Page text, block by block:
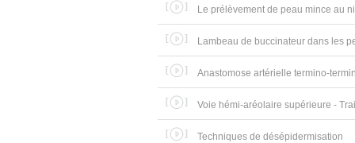
Le prélèvement de peau mince au
Lambeau de buccinateur dans les
Anastomose artérielle termino-
Voie hémi-aréolaire supérieure -
Techniques de désépidermisation